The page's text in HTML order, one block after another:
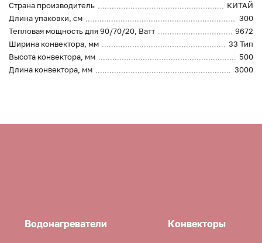
Страна производитель
КИТАЙ
Длина упаковки, см
300
Тепловая мощность для 90/70/20, Ватт
9672
Ширина конвектора, мм
33 Тип
Высота конвектора, мм
500
Длина конвектора, мм
3000
Водонагреватели Конвекторы